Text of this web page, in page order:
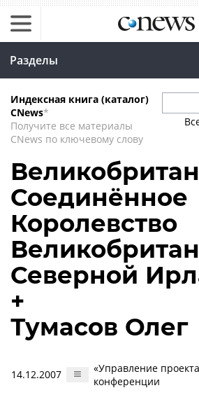
Разделы
Индексная книга (каталог)
CNews*
Получите все материалы
CNews по ключевому слову
Соединённое
Королевство
Северной
+
Тумасов Олег
14.12.2007
«Управление
конференции